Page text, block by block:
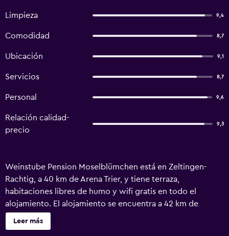
Limpieza 9,4
Comodidad 8,7
Ubicación 9,1
Servicios 8,7
Personal 9,6
Relación calidad-
precio
9,3
Weinstube Pension Moselblümchen está en Zeltingen-
Rachtig, a 40 km de Arena Trier, y tiene terraza,
habitaciones libres de humo y wifi gratis en todo el
alojamiento. El alojamiento se encuentra a 42 km de
Estación Central de Trier, a 43 km de Parque Natural Saar-
Hunsrück y a 43 km de Catedral de Trier. El alojamiento
Leer más